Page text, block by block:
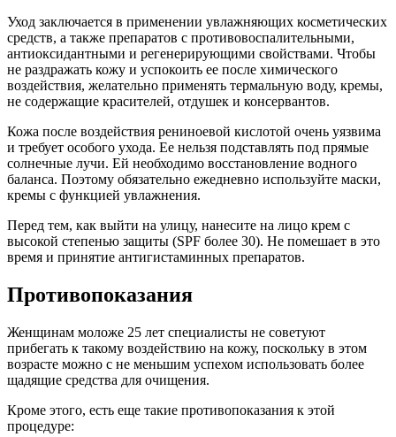
Уход заключается в применении увлажняющих косметических
средств, а также препаратов с противовоспалительными,
антиоксидантными и регенерирующими свойствами. Чтобы
не раздражать кожу и успокоить ее после химического
воздействия, желательно применять термальную воду, кремы,
не содержащие красителей, отдушек и консервантов.
Кожа после воздействия рениноевой кислотой очень уязвима
и требует особого ухода. Ее нельзя подставлять под прямые
солнечные лучи. Ей необходимо восстановление водного
баланса. Поэтому обязательно ежедневно используйте маски,
кремы с функцией увлажнения.
Перед тем, как выйти на улицу, нанесите на лицо крем с
высокой степенью защиты (SPF более 30). Не помешает в это
время и принятие антигистаминных препаратов.
Противопоказания
Женщинам моложе 25 лет специалисты не советуют
прибегать к такому воздействию на кожу, поскольку в этом
возрасте можно с не меньшим успехом использовать более
щадящие средства для очищения.
Кроме этого, есть еще такие противопоказания к этой
процедуре: